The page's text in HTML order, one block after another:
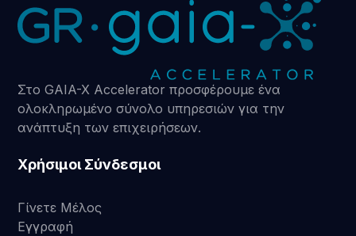
Στο GAIA-X Accelerator προσφέρουμε ένα
ολοκληρωμένο σύνολο υπηρεσιών για την
ανάπτυξη των επιχειρήσεων.
Χρήσιμοι Σύνδεσμοι
Γίνετε Μέλος
Εγγραφή